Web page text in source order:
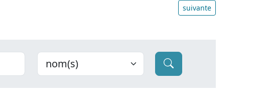
suivante